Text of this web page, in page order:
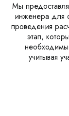
Мы
инженера для
проведения
этап,
учитывая